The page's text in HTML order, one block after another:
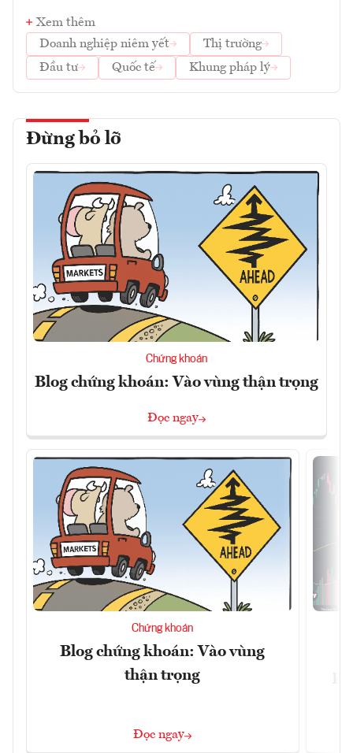
Xem thêm
Doanh nghiệp niêm yết
Thị trường
Đầu tư
Quốc tế Khung pháp lý
Đừng bỏ lỡ
Chứng khoán
Blog chứng khoán: Vào vùng thận trọng
Đọc ngay
Chứng khoán
Blog chứng khoán: Vào vùng
thận trọng
Đọc ngay